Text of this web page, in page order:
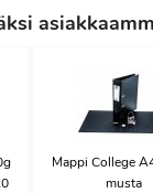
Mappi College
musta